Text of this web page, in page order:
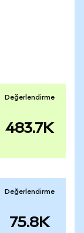
Değerlendirme
483.7K
Değerlendirme
75.8K